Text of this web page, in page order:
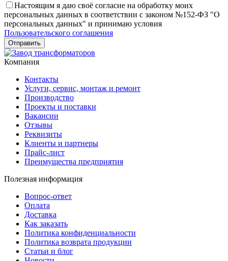
Настоящим я даю своё согласие на обработку моих
персональных данных в соответствии с законом №152-ФЗ "О
персональных данных" и принимаю условия
Пользовательского соглашения
Компания
Контакты
Услуги, сервис, монтаж и ремонт
Производство
Проекты и поставки
Вакансии
Отзывы
Реквизиты
Клиенты и партнеры
Прайс-лист
Преимущества предприятия
Полезная информация
Вопрос-ответ
Оплата
Доставка
Как заказать
Политика конфиденциальности
Политика возврата продукции
Статьи и блог